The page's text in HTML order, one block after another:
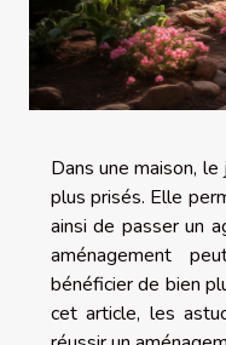
Dans une maison,
plus prisés. Elle
ainsi de passer un
aménagement
bénéficier de bien
cet article, les